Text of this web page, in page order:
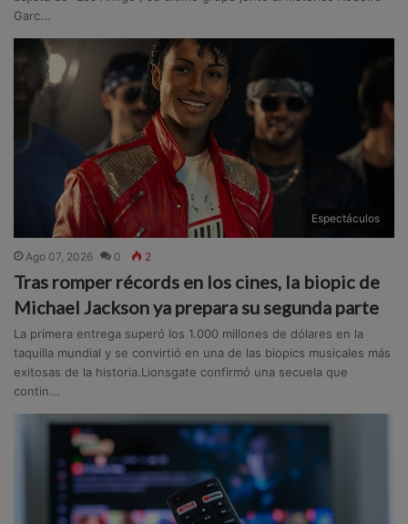
Garc...
Espectáculos
Ago 07, 2026 0 2
Tras romper récords en los cines, la biopic de
Michael Jackson ya prepara su segunda parte
La primera entrega superó los 1.000 millones de dólares en la
taquilla mundial y se convirtió en una de las biopics musicales más
exitosas de la historia.Lionsgate confirmó una secuela que
contin...